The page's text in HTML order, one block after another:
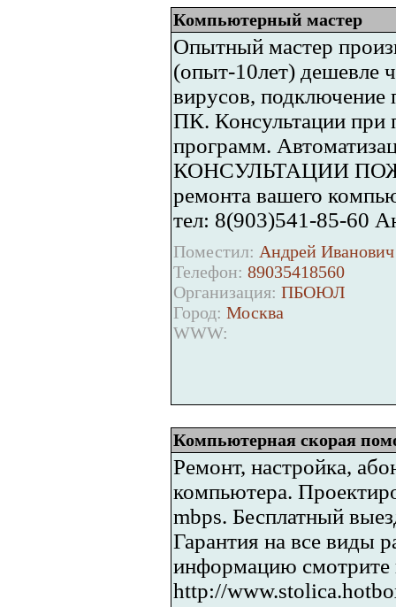
Компьютерный мастер
Опытный мастер
(опыт-10лет) дешевле
вирусов, подключение
ПК. Консультации при
программ.
КОНСУЛЬТАЦИИ
ремонта вашего
тел: 8(903)541-85-60
Поместил: Андрей
Телефон: 89035418560
Организация: ПБОЮЛ
Город: Москва
WWW:
Компьютерная скорая
Ремонт, настройка,
компьютера.
mbps. Бесплатный
Гарантия на все виды
информацию смотрите
http://